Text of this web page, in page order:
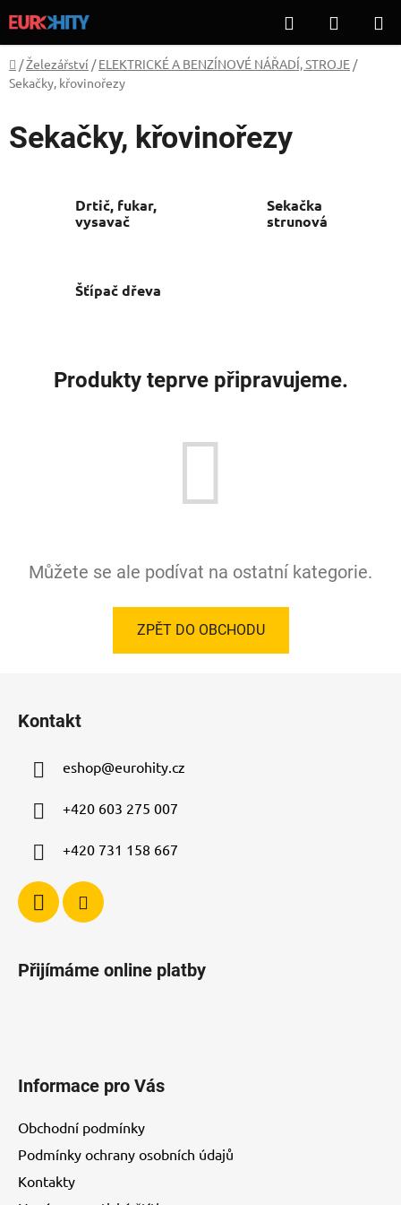
na
obsah
Hledat
KOŠÍK
Domů
/Železářství / ELEKTRICKÉ A BENZÍNOVÉ NÁŘADÍ, STROJE /
Sekačky, křovinořezy
Sekačky, křovinořezy
Drtič, fukar,
vysavač
Sekačka
strunová
Šťípač dřeva
Produkty teprve připravujeme.
Můžete se ale podívat na ostatní kategorie.
ZPĚT DO OBCHODU
Kontakt
eshop@eurohity.cz
+420 603 275 007
+420 731 158 667
Přijímáme online platby
Informace pro Vás
Obchodní podmínky
Podmínky ochrany osobních údajů
Kontakty